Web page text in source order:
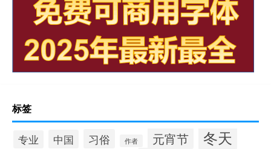
标签
专业 中国 习俗 作者 元宵节 冬天